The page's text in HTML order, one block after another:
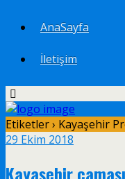
AnaSayfa
İletişim
Etiketler › Kayaşehir
29 Ekim 2018
Kayaşehir